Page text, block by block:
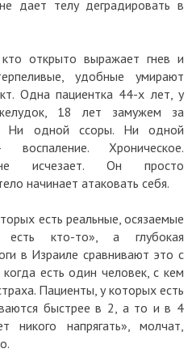
дает телу деградировать в
открыто выражает гнев и
удобные умирают
Одна пациентка 44-х лет, у
18 лет замужем за
Ни одной ссоры. Ни одной
Хроническое.
исчезает. Он просто
начинает атаковать себя.
есть реальные, осязаемые
кто-то», а глубокая
в Израиле сравнивают это с
есть один человек, с кем
Пациенты, у которых есть
быстрее в 2, а то и в 4
напрягать», молчат,